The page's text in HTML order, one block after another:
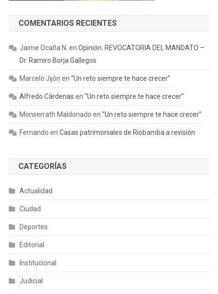
COMENTARIOS RECIENTES
Jaime Ocaña N. en Opinión. REVOCATORIA DEL MANDATO –
Dr. Ramiro Borja Gallegos
Marcelo Jijón en “Un reto siempre te hace crecer”
Alfredo Cárdenas en “Un reto siempre te hace crecer”
Monserrath Maldonado en “Un reto siempre te hace crecer”
Fernando en Casas patrimoniales de Riobamba a revisión
CATEGORÍAS
Actualidad
Ciudad
Deportes
Editorial
Institucional
Judicial